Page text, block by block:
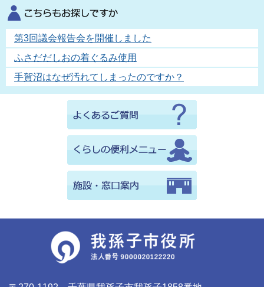
第3回議会報告会を開催しました
ふさだだしおの着ぐるみ使用
手賀沼はなぜ汚れてしまったのですか？